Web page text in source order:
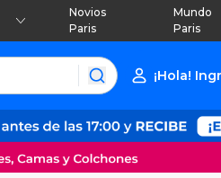
Novios
Paris
Mundo
Paris
¡Hola!